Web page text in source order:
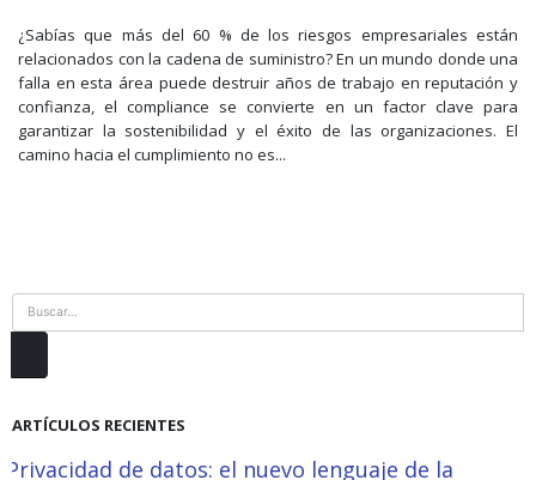
¿Sabías que más del 60 % de los riesgos empresariales están
relacionados con la cadena de suministro? En un mundo donde una
falla en esta área puede destruir años de trabajo en reputación y
confianza, el compliance se convierte en un factor clave para
garantizar la sostenibilidad y el éxito de las organizaciones. El
camino hacia el cumplimiento no es...
ARTÍCULOS RECIENTES
Privacidad de datos: el nuevo lenguaje de la